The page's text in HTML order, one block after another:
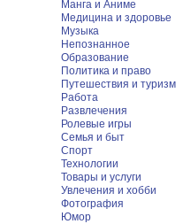
Манга и Аниме
Медицина и здоровье
Музыка
Непознанное
Образование
Политика и право
Путешествия и туризм
Работа
Развлечения
Ролевые игры
Семья и быт
Спорт
Технологии
Товары и услуги
Увлечения и хобби
Фотография
Юмор